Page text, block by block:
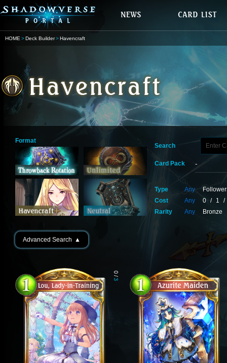
HOME Deck Builder Havencraft
Format
Search
Card Pack
Type Any
Cost
Any 0 / 1
/
Rarity
Any Bronze
Advanced Search ▲
0
/
3